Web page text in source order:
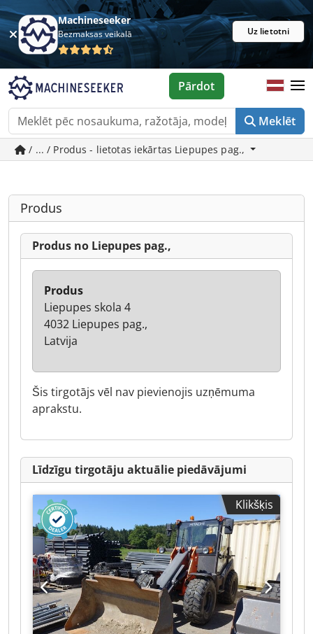
Machineseeker
Bezmaksas veikalā Uz lietotni
Meklēt
Pārdot
/ ... / Produs - lietotas iekārtas Liepupes pag.,
Produs
Produs no Liepupes pag.,
Šis tirgotājs vēl nav pievienojis uzņēmuma
aprakstu.
Produs
Liepupes skola 4
4032 Liepupes pag.,
Latvija
Līdzīgu tirgotāju aktuālie piedāvājumi
Klikšķis